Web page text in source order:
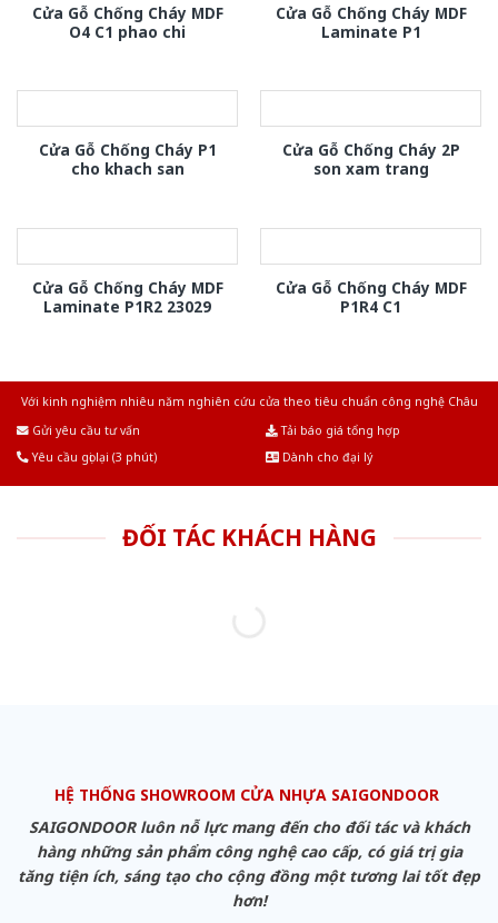
Cửa Gỗ Chống Cháy MDF
O4 C1 phao chi
Cửa Gỗ Chống Cháy MDF
Laminate P1
Cửa Gỗ Chống Cháy P1
cho khach san
Cửa Gỗ Chống Cháy 2P
son xam trang
Cửa Gỗ Chống Cháy MDF
Laminate P1R2 23029
Cửa Gỗ Chống Cháy MDF
P1R4 C1
Với kinh nghiệm nhiêu năm nghiên cứu cửa theo tiêu chuẩn công nghệ Châu
Gửi yêu cầu tư vấn
Tải báo giá tổng hợp
Yêu cầu gọi lại (3 phút)
Dành cho đại lý
ĐỐI TÁC KHÁCH HÀNG
HỆ THỐNG SHOWROOM CỬA NHỰA SAIGONDOOR
SAIGONDOOR luôn nỗ lực mang đến cho đối tác và khách
hàng những sản phẩm công nghệ cao cấp, có giá trị gia
tăng tiện ích, sáng tạo cho cộng đồng một tương lai tốt đẹp
hơn!